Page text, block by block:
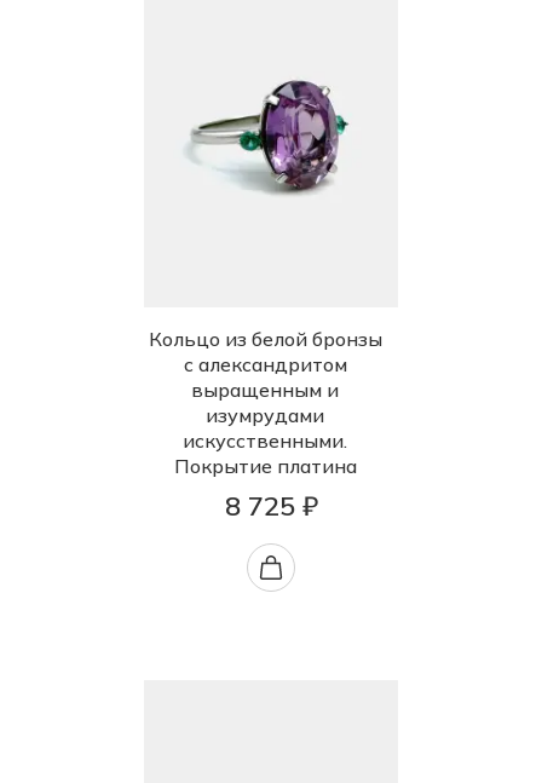
Кольцо из белой бронзы
с александритом
выращенным и
изумрудами
искусственными.
Покрытие платина
8 725 ₽